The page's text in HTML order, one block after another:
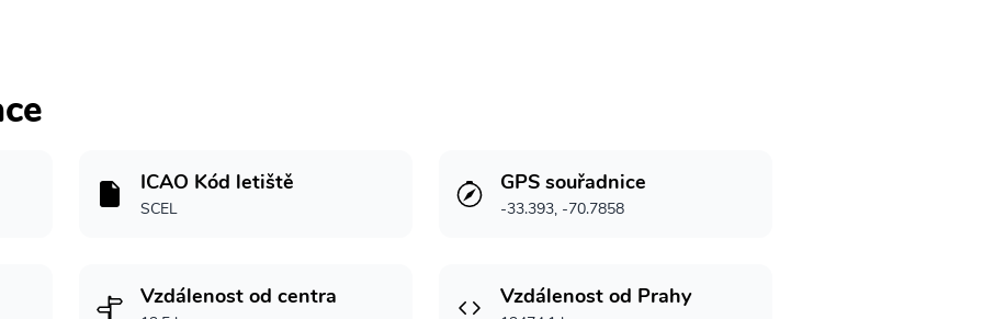
ICAO Kód letiště
SCEL
GPS souřadnice
-33.393, -70.7858
Vzdálenost od centra Vzdálenost od Prahy